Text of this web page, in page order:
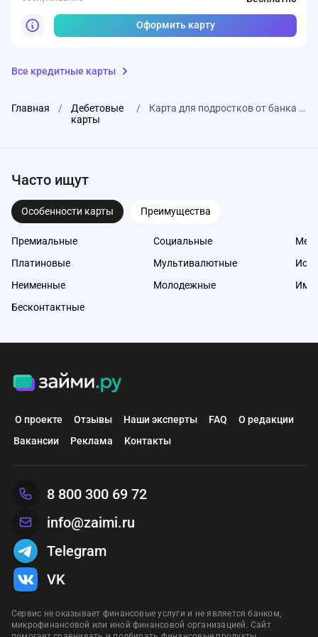
Оформить карту
Все кредитные карты
Главная /
Дебетовые
карты
/ Карта для подростков от банка Русский стандарт
Часто ищут
Особенности карты Преимущества
Премиальные
Платиновые
Неименные
Бесконтактные
Социальные
Мультивалютные
Молодежные
О проекте Отзывы Наши эксперты FAQ
О редакции
Вакансии
Реклама Контакты
Сервис не оказывает финансовые услуги и не является банком,
микрофинансовой или иной финансовой организацией. Сайт
8 800 300 69 72
info@zaimi.ru
Telegram
VK